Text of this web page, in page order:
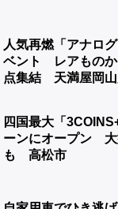
人気再燃「アナロ
ベント レアもの
点集結 天満屋岡
四国最大「
ーンにオープン 大
も 高松市